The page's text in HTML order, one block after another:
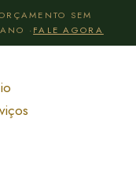
SEM
· FALE AGORA